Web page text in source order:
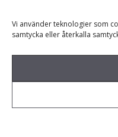
Vi använder teknologier som
samtycka eller återkalla